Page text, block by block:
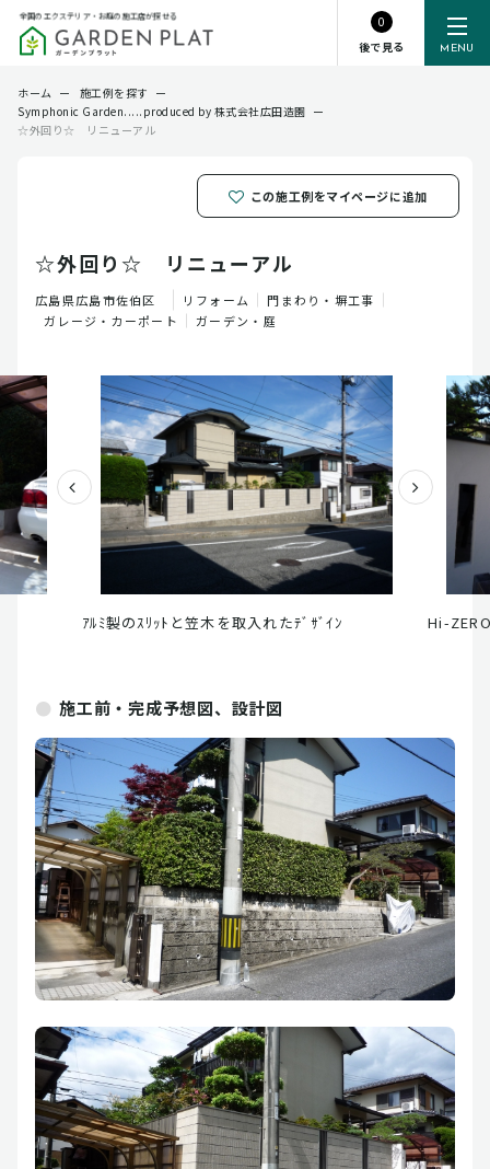
MENU
全国のエクステリア・お庭の施工店が探せる
0
後で見る
ホーム ー 施工例を探す ー
Symphonic Garden.....produced by 株式会社広田造園 ー
☆外回り☆ リニューアル
この施工例をマイページに追加
☆外回り☆ リニューアル
広島県広島市佐伯区 リフォーム
門まわり・塀工事
ガレージ・カーポート
ガーデン・庭
ｱﾙﾐ製のｽﾘｯﾄと笠木を取入れたﾃﾞｻﾞｲﾝ Hi-
施工前・完成予想図、設計図